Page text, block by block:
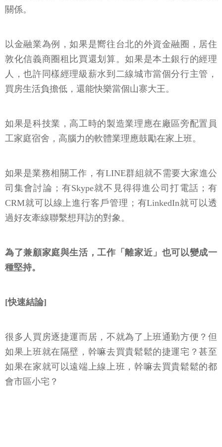
關係。
以金融業為例，如果是嚮往台北的外資金融圈，居住
敦化信義商圈租比買還划算。如果是本土銀行的經理
人，也許同樣經理級薪水到二線城市當個分行主管，
買房生活負擔低，還能快樂當個山寨大王。
如果是科技業，高工時的製造業理應在廠區旁配置員
工家庭宿舍，高腦力的軟體業理應鼓勵在家上班。
如果是業務相關工作，有LINE群組就不需要大家進公
司集會討論；有Skype就不見得得進公司打電話；有
CRM就可以線上進行客戶管理；有LinkedIn就可以透
過好友牽線聯繫想拜訪的對象。
為了兼顧家庭與生活，工作「離家近」也可以變成一
種堅持。
[快速結論]
很多人買房逐捷運而居，不就為了上班通勤方便？但
如果上班就在隔壁，幹嘛去買貴鬆鬆的捷運宅？甚至
如果在家就可以遠端上線上班，幹嘛去買貴鬆鬆的都
會市區小宅？